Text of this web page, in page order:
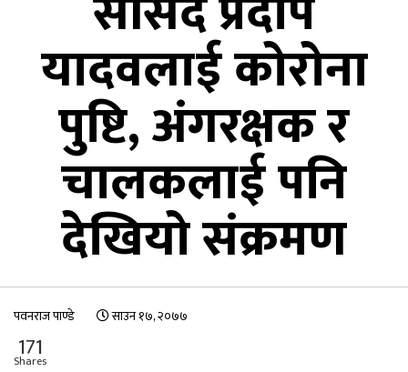
यादवलाई कोरोना
पुष्टि, अंगरक्षक र
चालकलाई पनि
देखियो संक्रमण
पवनराज पाण्डे साउन १७, २०७७
171
Shares